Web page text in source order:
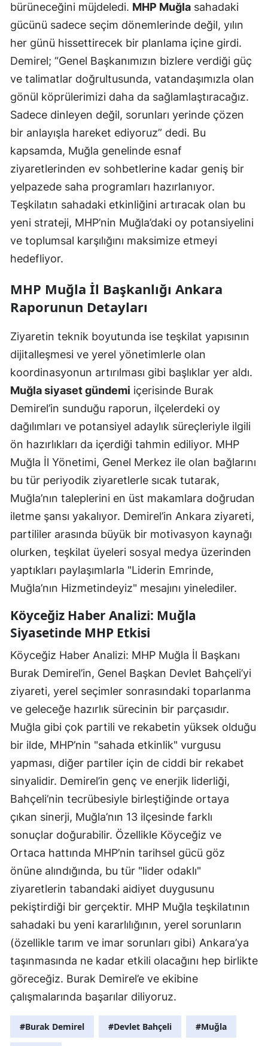
bürüneceğini müjdeledi. MHP Muğla sahadaki
gücünü sadece seçim dönemlerinde değil, yılın
her günü hissettirecek bir planlama içine girdi.
Demirel; “Genel Başkanımızın bizlere verdiği güç
ve talimatlar doğrultusunda, vatandaşımızla olan
gönül köprülerimizi daha da sağlamlaştıracağız.
Sadece dinleyen değil, sorunları yerinde çözen
bir anlayışla hareket ediyoruz” dedi. Bu
kapsamda, Muğla genelinde esnaf
ziyaretlerinden ev sohbetlerine kadar geniş bir
yelpazede saha programları hazırlanıyor.
Teşkilatın sahadaki etkinliğini artıracak olan bu
yeni strateji, MHP’nin Muğla’daki oy potansiyelini
ve toplumsal karşılığını maksimize etmeyi
hedefliyor.
MHP Muğla İl Başkanlığı Ankara
Raporunun Detayları
Ziyaretin teknik boyutunda ise teşkilat yapısının
dijitalleşmesi ve yerel yönetimlerle olan
koordinasyonun artırılması gibi başlıklar yer aldı.
Muğla siyaset gündemi içerisinde Burak
Demirel’in sunduğu raporun, ilçelerdeki oy
dağılımları ve potansiyel adaylık süreçleriyle ilgili
ön hazırlıkları da içerdiği tahmin ediliyor. MHP
Muğla İl Yönetimi, Genel Merkez ile olan bağlarını
bu tür periyodik ziyaretlerle sıcak tutarak,
Muğla’nın taleplerini en üst makamlara doğrudan
iletme şansı yakalıyor. Demirel’in Ankara ziyareti,
partililer arasında büyük bir motivasyon kaynağı
olurken, teşkilat üyeleri sosyal medya üzerinden
yaptıkları paylaşımlarla "Liderin Emrinde,
Muğla’nın Hizmetindeyiz" mesajını yinelediler.
Köyceğiz Haber Analizi: Muğla
Siyasetinde MHP Etkisi
Köyceğiz Haber Analizi: MHP Muğla İl Başkanı
Burak Demirel’in, Genel Başkan Devlet Bahçeli’yi
ziyareti, yerel seçimler sonrasındaki toparlanma
ve geleceğe hazırlık sürecinin bir parçasıdır.
Muğla gibi çok partili ve rekabetin yüksek olduğu
bir ilde, MHP’nin "sahada etkinlik" vurgusu
yapması, diğer partiler için de ciddi bir rekabet
sinyalidir. Demirel’in genç ve enerjik liderliği,
Bahçeli’nin tecrübesiyle birleştiğinde ortaya
çıkan sinerji, Muğla’nın 13 ilçesinde farklı
sonuçlar doğurabilir. Özellikle Köyceğiz ve
Ortaca hattında MHP’nin tarihsel gücü göz
önüne alındığında, bu tür "lider odaklı"
ziyaretlerin tabandaki aidiyet duygusunu
pekiştirdiği bir gerçektir. MHP Muğla teşkilatının
sahadaki bu yeni kararlılığının, yerel sorunların
(özellikle tarım ve imar sorunları gibi) Ankara’ya
taşınmasında ne kadar etkili olacağını hep birlikte
göreceğiz. Burak Demirel’e ve ekibine
çalışmalarında başarılar diliyoruz.
#Burak Demirel #Devlet Bahçeli #Muğla